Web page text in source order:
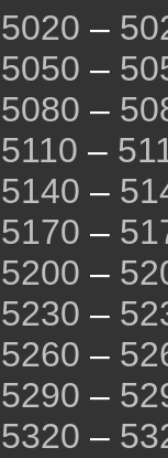
5020 –
5050 –
5080 –
5110 –
5140 –
5170 –
5200 –
5230 –
5260 –
5290 –
5320 –